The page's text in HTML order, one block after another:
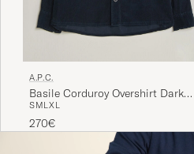
A.P.C.
Basile Corduroy Overshirt Dark
Navy
SMLXL
270€